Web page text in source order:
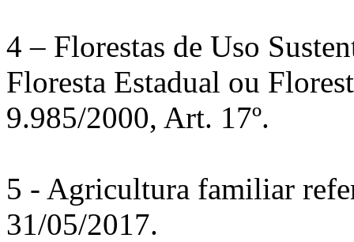
4 – Florestas de Uso
Floresta Estadual ou
9.985/2000, Art. 17º.
5 - Agricultura familiar
31/05/2017.